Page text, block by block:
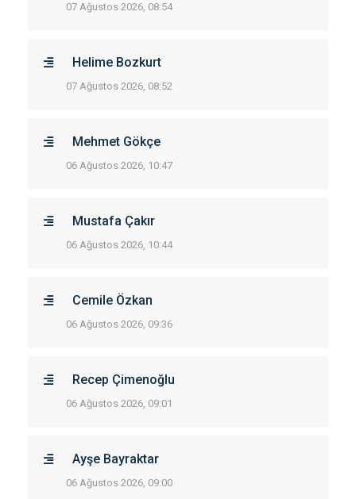
07 Ağustos 2026, 08:54
Helime Bozkurt
07 Ağustos 2026, 08:52
Mehmet Gökçe
06 Ağustos 2026, 10:47
Mustafa Çakır
06 Ağustos 2026, 10:44
Cemile Özkan
06 Ağustos 2026, 09:36
Recep Çimenoğlu
06 Ağustos 2026, 09:01
Ayşe Bayraktar
06 Ağustos 2026, 09:00